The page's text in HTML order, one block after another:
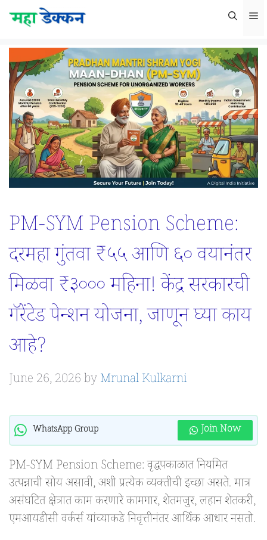
Skip
content
PM-SYM Pension Scheme:
दरमहा गुंतवा ₹५५ आणि ६० वयानंतर
मिळवा ₹३००० महिना! केंद्र सरकारची
गॅरेंटेड पेन्शन योजना, जाणून घ्या काय
आहे?
June 26, 2026byMrunal Kulkarni
WhatsApp Group Join Now
PM-SYM Pension Scheme: वृद्धपकाळात नियमित
उत्पन्नाची सोय असावी, अशी प्रत्येक व्यक्तीची इच्छा असते. मात्र
असंघटित क्षेत्रात काम करणारे कामगार, शेतमजुर, लहान शेतकरी,
एमआयडीसी वर्कर्स यांच्याकडे निवृत्तीनंतर आर्थिक आधार नसतो.